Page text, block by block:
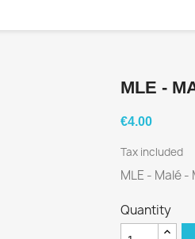
MLE -
€4.00
Tax included
MLE - Malé -
Quantity